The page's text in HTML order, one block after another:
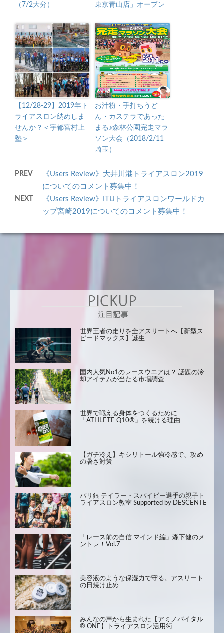
（7/2大分） 東京青山店」オープン
【12/28-29】2019年ト
ライアスロン納めしま
せんか？＜宇都宮村上
塾＞
お汁粉・手打ちうど
ん・カステラであった
まる♪森林公園完走マラ
ソン大会（2018/2/11
埼玉）
PREV
《Users Review》大井川港トライアスロン2019
についてのコメント募集中！
NEXT
《Users Review》ITUトライアスロンワールドカ
ップ宮崎2019についてのコメント募集中！
世界王者の走りを全アスリートへ【新型ス
ピードマックス】誕生
国内人気No1のレースウエアは？ 話題の冷
却アイテムが当たる市場調査
世界で戦える身体をつくるために
「ATHLETE Q10®」を続ける理由
【ガチ冷え】キシリトール強冷感で、攻め
の暑さ対策
パリ銀 テイラー・スパイビー選手の親子ト
ライアスロン教室 Supported by DESCENTE
「レース前の自信 マインド編」森下健のメ
ントレ！Vol.7
美容液のような保湿力で守る。アスリート
の日焼け止め
みんなの声から生まれた【アミノバイタル
® ONE】トライアスロン活用術